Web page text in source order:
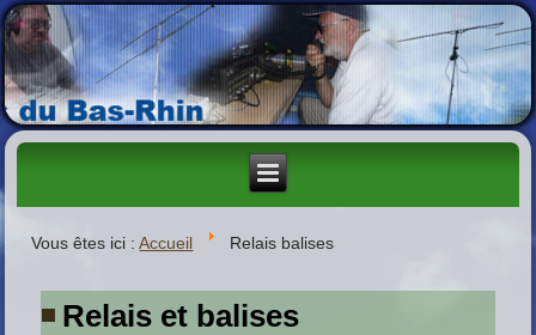
Vous êtes ici :Accueil Relais balises
Relais et balises